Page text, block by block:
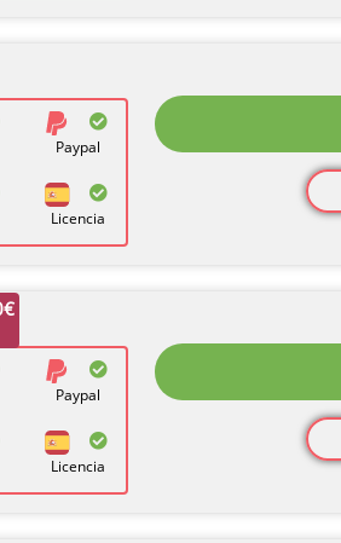
Paypal
Licencia
Paypal
Licencia